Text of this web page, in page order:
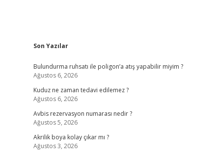
Sidebar
Son Yazılar
Bulundurma ruhsatı ile poligon’a atış yapabilir miyim ?
Ağustos 6, 2026
Kuduz ne zaman tedavi edilemez ?
Ağustos 6, 2026
Avbis rezervasyon numarası nedir ?
Ağustos 5, 2026
Akrilik boya kolay çıkar mı ?
Ağustos 3, 2026